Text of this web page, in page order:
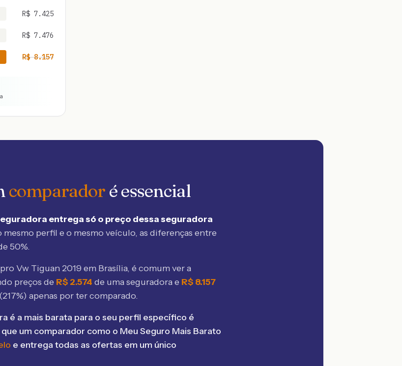
R$ 7.425
R$ 7.476
R$8.157
comparador é essencial
entrega só o preço dessa seguradora
mesmo perfil e o mesmo veículo, as diferenças entre
50%.
pro Vw Tiguan 2019 em Brasília, é comum ver a
preços de R$ 2.574 de uma seguradora e R$ 8.157
(217%) apenas por ter comparado.
é a mais barata para o seu perfil específico é
um comparador como o Meu Seguro Mais Barato
e entrega todas as ofertas em um único